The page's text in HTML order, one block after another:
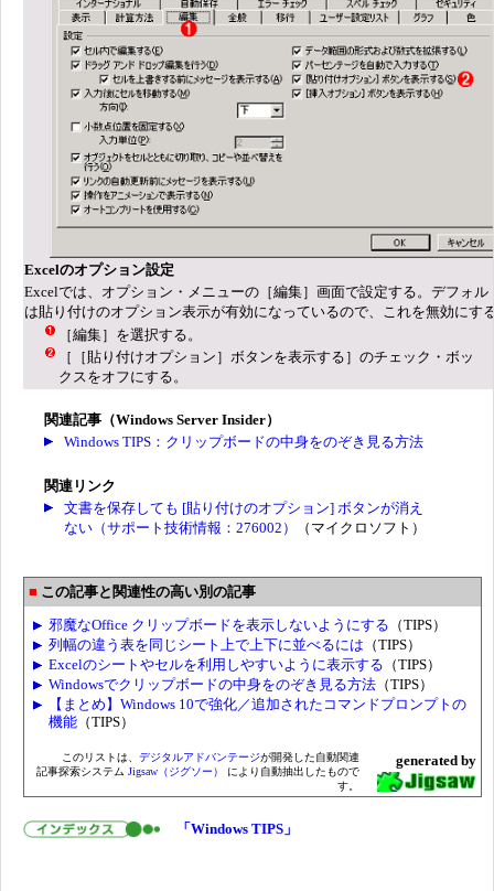
Excelのオプション設定
Excelでは、オプション・メニューの［編集］画面で設定する。デフォル
は貼り付けのオプション表示が有効になっているので、これを無効にす
［編集］を選択する。
［［貼り付けオプション］ボタンを表示する］のチェック・ボッ
クスをオフにする。
関連記事（Windows Server Insider）
Windows TIPS：クリップボードの中身をのぞき見る方法
関連リンク
文書を保存しても [貼り付けのオプション] ボタンが消え
ない（サポート技術情報：276002）
（マイクロソフト）
この記事と関連性の高い別の記事
邪魔なOffice クリップボードを表示しないようにする （TIPS）
列幅の違う表を同じシート上で上下に並べるには （TIPS）
Excelのシートやセルを利用しやすいように表示する （TIPS）
Windowsでクリップボードの中身をのぞき見る方法 （TIPS）
【まとめ】Windows 10で強化／追加されたコマンドプロンプトの
機能 （TIPS）
このリストは、 デジタルアドバンテージが開発した自動関連
記事探索システム Jigsaw（ジグソー）
により自動抽出したもので
す。
generated by
「Windows TIPS」